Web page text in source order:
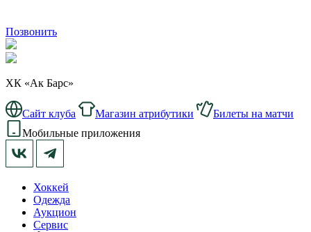
Позвонить
ХК «Ак Барс»
Сайт клуба Магазин атрибутики
Билеты на матчи
Мобильные приложения
Хоккей
Одежда
Аукцион
Сервис